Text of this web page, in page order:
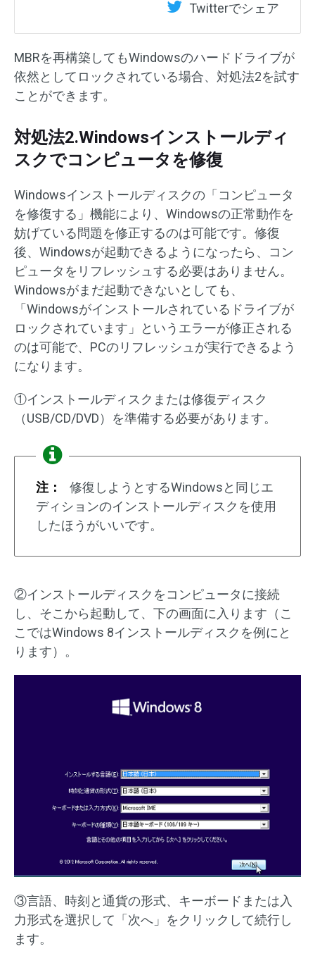
Twitterでシェア
MBRを再構築してもWindowsのハードドライブが
依然としてロックされている場合、対処法2を試す
ことができます。
対処法2.Windowsインストールディ
スクでコンピュータを修復
Windowsインストールディスクの「コンピュータ
を修復する」機能により、Windowsの正常動作を
妨げている問題を修正するのは可能です。修復
後、Windowsが起動できるようになったら、コン
ピュータをリフレッシュする必要はありません。
Windowsがまだ起動できないとしても、
「Windowsがインストールされているドライブが
ロックされています」というエラーが修正される
のは可能で、PCのリフレッシュが実行できるよう
になります。
①インストールディスクまたは修復ディスク
（USB/CD/DVD）を準備する必要があります。
注：
修復しようとするWindowsと同じエ
ディションのインストールディスクを使用
したほうがいいです。
②インストールディスクをコンピュータに接続
し、そこから起動して、下の画面に入ります（こ
こではWindows 8インストールディスクを例にと
ります）。
③言語、時刻と通貨の形式、キーボードまたは入
力形式を選択して「次へ」をクリックして続行し
ます。